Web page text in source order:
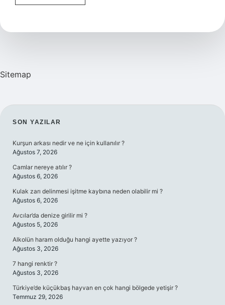
Güçlü
Sitemap
SIDEBAR
SON YAZILAR
Kurşun arkası nedir ve ne için kullanılır ?
Ağustos 7, 2026
Camlar nereye atılır ?
Ağustos 6, 2026
Kulak zarı delinmesi işitme kaybına neden olabilir mi ?
Ağustos 6, 2026
Avcılar’da denize girilir mi ?
Ağustos 5, 2026
Alkolün haram olduğu hangi ayette yazıyor ?
Ağustos 3, 2026
7 hangi renktir ?
Ağustos 3, 2026
Türkiye’de küçükbaş hayvan en çok hangi bölgede yetişir ?
Temmuz 29, 2026